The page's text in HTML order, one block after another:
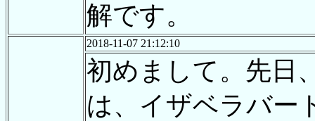
解です。
2018-11-07 21:12:10
初めまして。先日
は、イザベラバー